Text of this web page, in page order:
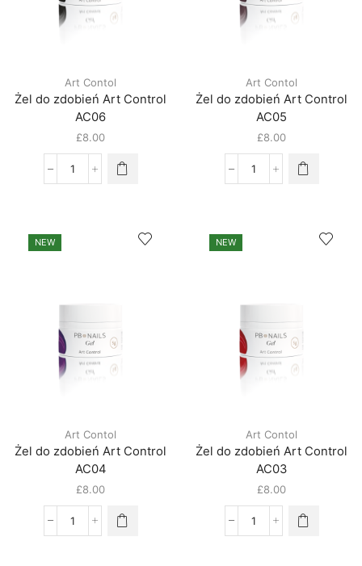
Art Contol
Żel do zdobień Art Control
AC06
£8.00
Art Contol
Żel do zdobień Art Control
AC05
£8.00
NEW
Art Contol
Żel do zdobień Art Control
AC04
£8.00
NEW
Art Contol
Żel do zdobień Art Control
AC03
£8.00